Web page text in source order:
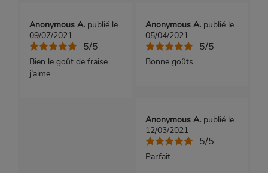
Anonymous A. publié le
09/07/2021
5/5
Bien le goût de fraise
j’aime
Anonymous A. publié le
05/04/2021
5/5
Bonne goûts
Anonymous A. publié le
12/03/2021
5/5
Parfait